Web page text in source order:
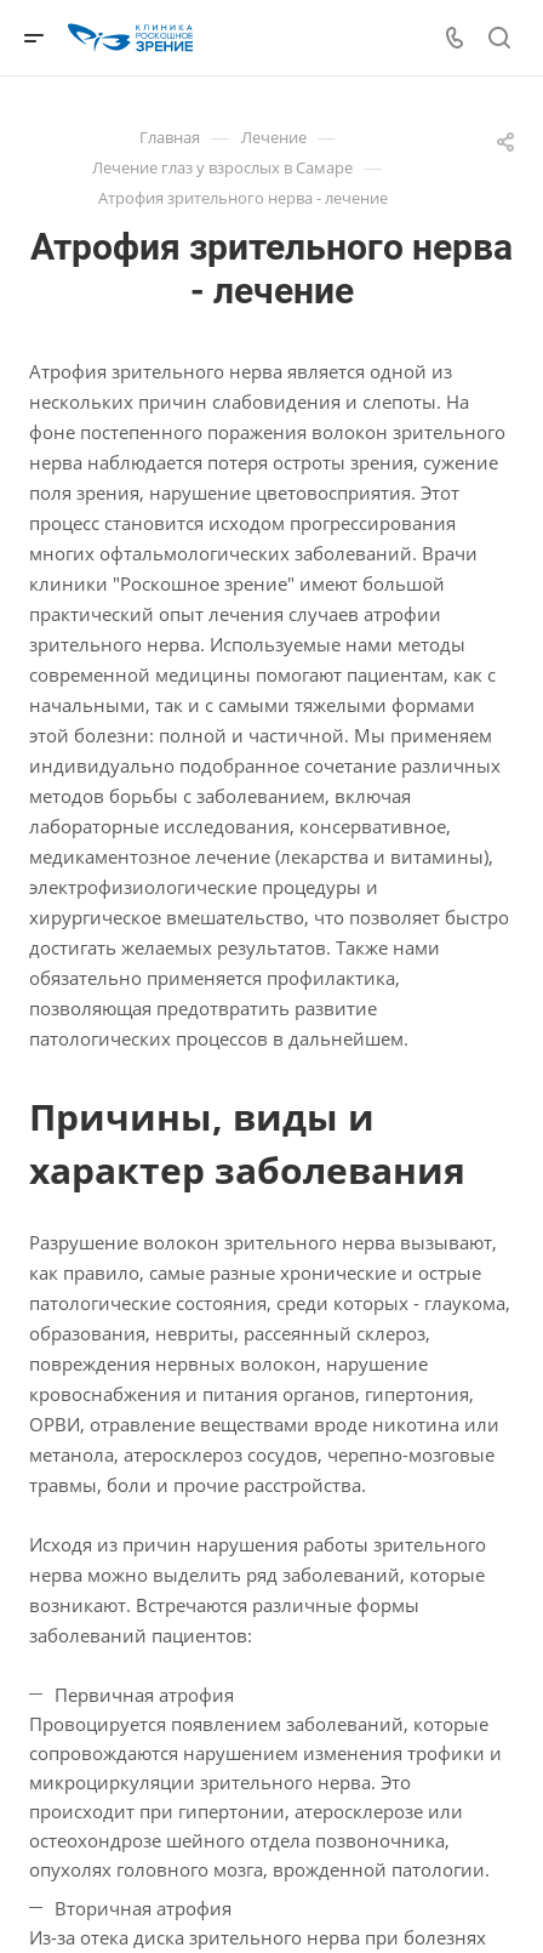
Главная — Лечение —
Лечение глаз у взрослых в Самаре —
Атрофия зрительного нерва - лечение
Атрофия зрительного нерва
- лечение
Атрофия зрительного нерва является одной из
нескольких причин слабовидения и слепоты. На
фоне постепенного поражения волокон зрительного
нерва наблюдается потеря остроты зрения, сужение
поля зрения, нарушение цветовосприятия. Этот
процесс становится исходом прогрессирования
многих офтальмологических заболеваний. Врачи
клиники "Роскошное зрение" имеют большой
практический опыт лечения случаев атрофии
зрительного нерва. Используемые нами методы
современной медицины помогают пациентам, как с
начальными, так и с самыми тяжелыми формами
этой болезни: полной и частичной. Мы применяем
индивидуально подобранное сочетание различных
методов борьбы с заболеванием, включая
лабораторные исследования, консервативное,
медикаментозное лечение (лекарства и витамины),
электрофизиологические процедуры и
хирургическое вмешательство, что позволяет быстро
достигать желаемых результатов. Также нами
обязательно применяется профилактика,
позволяющая предотвратить развитие
патологических процессов в дальнейшем.
Причины, виды и
характер заболевания
Разрушение волокон зрительного нерва вызывают,
как правило, самые разные хронические и острые
патологические состояния, среди которых - глаукома,
образования, невриты, рассеянный склероз,
повреждения нервных волокон, нарушение
кровоснабжения и питания органов, гипертония,
ОРВИ, отравление веществами вроде никотина или
метанола, атеросклероз сосудов, черепно-мозговые
травмы, боли и прочие расстройства.
Исходя из причин нарушения работы зрительного
нерва можно выделить ряд заболеваний, которые
возникают. Встречаются различные формы
заболеваний пациентов:
Первичная атрофия
Провоцируется появлением заболеваний, которые
сопровождаются нарушением изменения трофики и
микроциркуляции зрительного нерва. Это
происходит при гипертонии, атеросклерозе или
остеохондрозе шейного отдела позвоночника,
опухолях головного мозга, врожденной патологии.
Вторичная атрофия
Из-за отека диска зрительного нерва при болезнях